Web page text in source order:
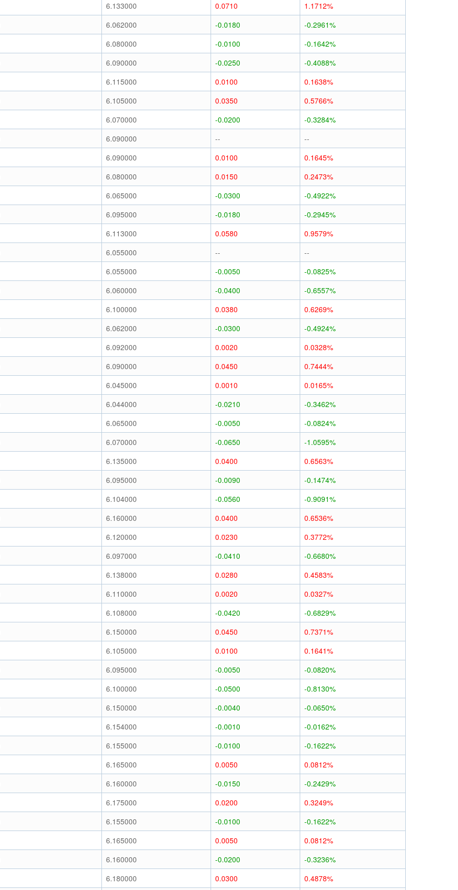
6.133000 0.0710
1.1712%
6.062000 -0.0180
-0.2961%
6.080000 -0.0100
-0.1642%
6.090000 -0.0250
-0.4088%
6.115000 0.0100
0.1638%
6.105000 0.0350
0.5766%
6.070000 -0.0200
-0.3284%
6.090000 --
--
6.090000 0.0100
0.1645%
6.080000 0.0150
0.2473%
6.065000 -0.0300
-0.4922%
6.095000 -0.0180
-0.2945%
6.113000 0.0580
0.9579%
6.055000 --
--
6.055000 -0.0050
-0.0825%
6.060000 -0.0400
-0.6557%
6.100000 0.0380
0.6269%
6.062000 -0.0300
-0.4924%
6.092000 0.0020
0.0328%
6.090000 0.0450
0.7444%
6.045000 0.0010
0.0165%
6.044000 -0.0210
-0.3462%
6.065000 -0.0050
-0.0824%
6.070000 -0.0650
-1.0595%
6.135000 0.0400
0.6563%
6.095000 -0.0090
-0.1474%
6.104000 -0.0560
-0.9091%
6.160000 0.0400
0.6536%
6.120000 0.0230
0.3772%
6.097000 -0.0410
-0.6680%
6.138000 0.0280
0.4583%
6.110000 0.0020
0.0327%
6.108000 -0.0420
-0.6829%
6.150000 0.0450
0.7371%
6.105000 0.0100
0.1641%
6.095000 -0.0050
-0.0820%
6.100000 -0.0500
-0.8130%
6.150000 -0.0040
-0.0650%
6.154000 -0.0010
-0.0162%
6.155000 -0.0100
-0.1622%
6.165000 0.0050
0.0812%
6.160000 -0.0150
-0.2429%
6.175000 0.0200
0.3249%
6.155000 -0.0100
-0.1622%
6.165000 0.0050
0.0812%
6.160000 -0.0200
-0.3236%
6.180000 0.0300 0.4878%